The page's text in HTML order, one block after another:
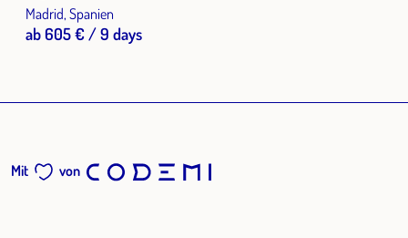
Madrid, Spanien
ab 605 € / 9 days
Mit von